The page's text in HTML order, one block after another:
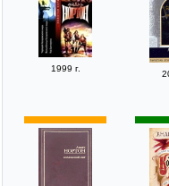
1999 г.